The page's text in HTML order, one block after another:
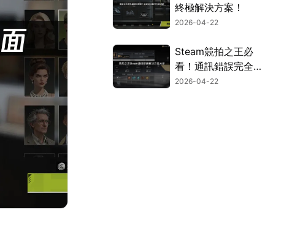
終極解決方案！
2026-04-22
Steam競拍之王必
看！通訊錯誤完全解
決指南！
2026-04-22